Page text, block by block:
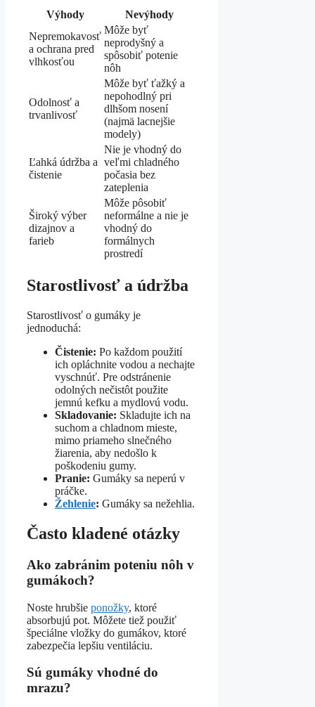
Výhody
Nevýhody
Nepremokavosť
a ochrana pred
vlhkosťou
Môže byť
neprodyšný a
spôsobiť potenie
nôh
Odolnosť a
trvanlivosť
Môže byť ťažký a
nepohodlný pri
dlhšom nosení
(najmä lacnejšie
modely)
Ľahká údržba a
čistenie
Nie je vhodný do
veľmi chladného
počasia bez
zateplenia
Široký výber
dizajnov a
farieb
Môže pôsobiť
neformálne a nie je
vhodný do
formálnych
prostredí
Starostlivosť a údržba
Starostlivosť o gumáky je
jednoduchá:
Čistenie: Po každom použití
ich opláchnite vodou a nechajte
vyschnúť. Pre odstránenie
odolných nečistôt použite
jemnú kefku a mydlovú vodu.
Skladovanie: Skladujte ich na
suchom a chladnom mieste,
mimo priameho slnečného
žiarenia, aby nedošlo k
poškodeniu gumy.
Pranie: Gumáky sa neperú v
práčke.
Žehlenie: Gumáky sa nežehlia.
Často kladené otázky
Ako zabránim poteniu nôh v
gumákoch?
Noste hrubšie ponožky, ktoré
absorbujú pot. Môžete tiež použiť
špeciálne vložky do gumákov, ktoré
zabezpečia lepšiu ventiláciu.
Sú gumáky vhodné do
mrazu?